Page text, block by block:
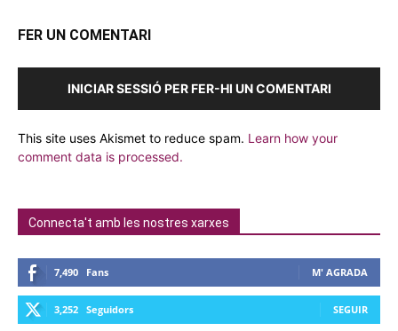
FER UN COMENTARI
INICIAR SESSIÓ PER FER-HI UN COMENTARI
This site uses Akismet to reduce spam. Learn how your
comment data is processed.
Connecta't amb les nostres xarxes
7,490 Fans M' AGRADA
3,252 Seguidors SEGUIR